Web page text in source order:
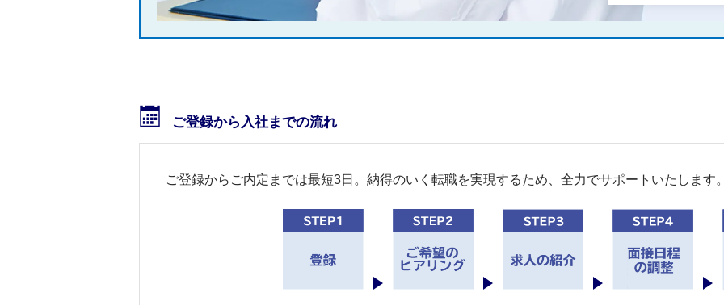
ご登録から入社までの流れ
ご登録からご内定までは最短3日。納得のいく転職を実現するため、全力でサポートいたします